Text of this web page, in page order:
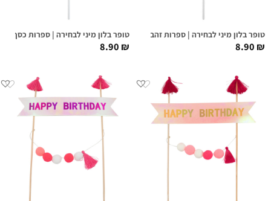
טופר בלון מיני לבחירה | ספרות זהב
8.90₪
טופר בלון מיני לבחירה | ספרות כסף
8.90₪